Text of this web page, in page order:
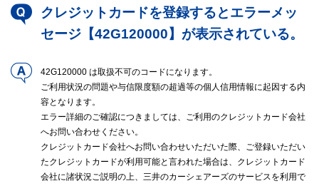
クレジットカードを登録するとエラーメッ
セージ【42G120000】が表示されている。
42G120000 は取扱不可のコードになります。
ご利用状況の問題や与信限度額の超過等の個人信用情報に起因する内
容となります。
エラー詳細のご確認につきましては、ご利用のクレジットカード会社
へお問い合わせください。
クレジットカード会社へお問い合わせいただいた際、ご登録いただい
たクレジットカードが利用可能と言われた場合は、クレジットカード
会社に諸状況ご説明の上、三井のカーシェアーズのサービスを利用で